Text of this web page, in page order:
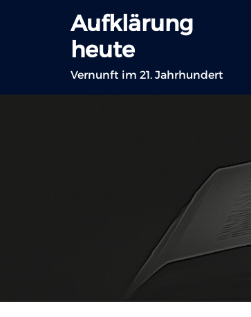
Aufklärung
heute
Vernunft im 21. Jahrhundert